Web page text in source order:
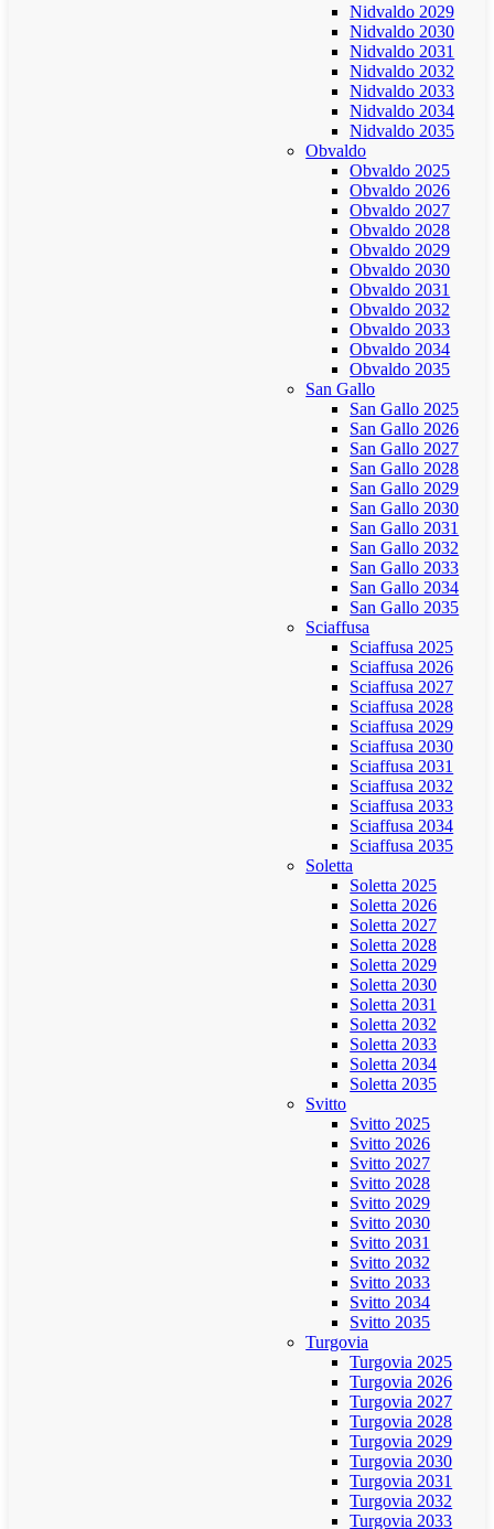
Nidvaldo 2029
Nidvaldo 2030
Nidvaldo 2031
Nidvaldo 2032
Nidvaldo 2033
Nidvaldo 2034
Nidvaldo 2035
Obvaldo
Obvaldo 2025
Obvaldo 2026
Obvaldo 2027
Obvaldo 2028
Obvaldo 2029
Obvaldo 2030
Obvaldo 2031
Obvaldo 2032
Obvaldo 2033
Obvaldo 2034
Obvaldo 2035
San Gallo
San Gallo 2025
San Gallo 2026
San Gallo 2027
San Gallo 2028
San Gallo 2029
San Gallo 2030
San Gallo 2031
San Gallo 2032
San Gallo 2033
San Gallo 2034
San Gallo 2035
Sciaffusa
Sciaffusa 2025
Sciaffusa 2026
Sciaffusa 2027
Sciaffusa 2028
Sciaffusa 2029
Sciaffusa 2030
Sciaffusa 2031
Sciaffusa 2032
Sciaffusa 2033
Sciaffusa 2034
Sciaffusa 2035
Soletta
Soletta 2025
Soletta 2026
Soletta 2027
Soletta 2028
Soletta 2029
Soletta 2030
Soletta 2031
Soletta 2032
Soletta 2033
Soletta 2034
Soletta 2035
Svitto
Svitto 2025
Svitto 2026
Svitto 2027
Svitto 2028
Svitto 2029
Svitto 2030
Svitto 2031
Svitto 2032
Svitto 2033
Svitto 2034
Svitto 2035
Turgovia
Turgovia 2025
Turgovia 2026
Turgovia 2027
Turgovia 2028
Turgovia 2029
Turgovia 2030
Turgovia 2031
Turgovia 2032
Turgovia 2033